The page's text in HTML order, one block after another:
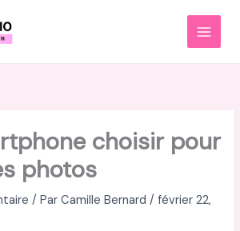
MAIN
choisir pour
photos
/ ParCamille Bernard/février 22,